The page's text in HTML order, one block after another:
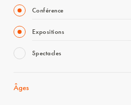
Conférence
Expositions
Spectacles
Âges